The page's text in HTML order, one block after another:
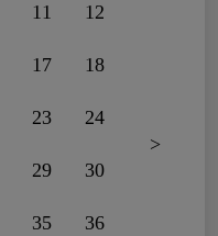
11 12
17 18
23 24
29 30
35 36
>